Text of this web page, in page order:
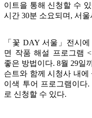
이트을 통해 신청할 수
시간 30분 소요되며, 서
「꽃 DAY 서울」전시
면 작품 해설 프로그램
좋은 방법이다. 8월 29일
슨트와 함께 시청사 내
이색 투어 프로그램이다
로 신청할 수 있다.